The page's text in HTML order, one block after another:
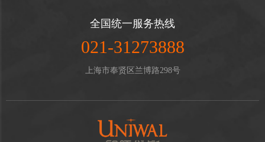
全国统一服务热线
021-31273888
上海市奉贤区兰博路298号